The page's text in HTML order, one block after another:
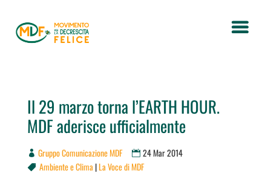
Il 29 marzo torna l’EARTH HOUR.
MDF aderisce ufficialmente
Gruppo Comunicazione MDF 24 Mar 2014
 Ambiente e Clima |La Voce di MDF